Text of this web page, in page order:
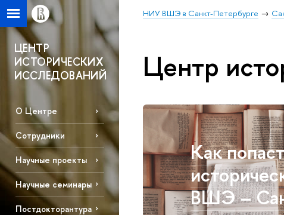
НИУ ВШЭ в Санкт-Петербурге
ЦЕНТР
ИСТОРИЧЕСКИХ
ИССЛЕДОВАНИЙ
О Центре
Сотрудники
Научные проекты
Научные семинары
Постдокторантура
Центр
Как
ВШЭ –